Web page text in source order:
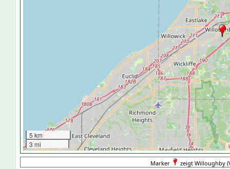
5 km
3 mi
Marker zeigt Willoughby